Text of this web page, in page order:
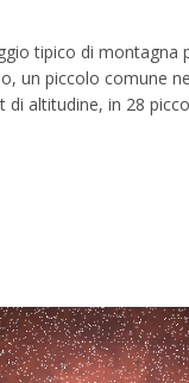
tipico di montagna
un piccolo comune
di altitudine, in 28